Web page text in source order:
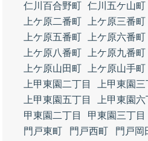
仁川百合野町 仁川五ケ山町
上ケ原二番町
上ケ原三番町
上ケ原五番町
上ケ原六番町
上ケ原八番町
上ケ原九番町
上ケ原山田町
上ケ原山手町
上甲東園二丁目
上甲東園三
上甲東園五丁目
上甲東園六
甲東園二丁目
甲東園三丁目
門戸東町
門戸西町 門戸岡